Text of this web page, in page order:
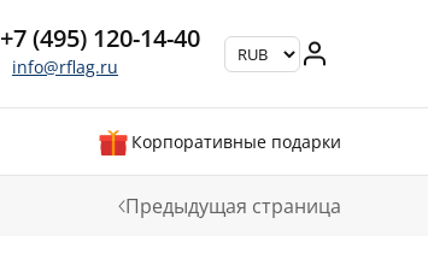
+7 (495) 120-14-40
info@rflag.ru
Корпоративные подарки
Предыдущая страница